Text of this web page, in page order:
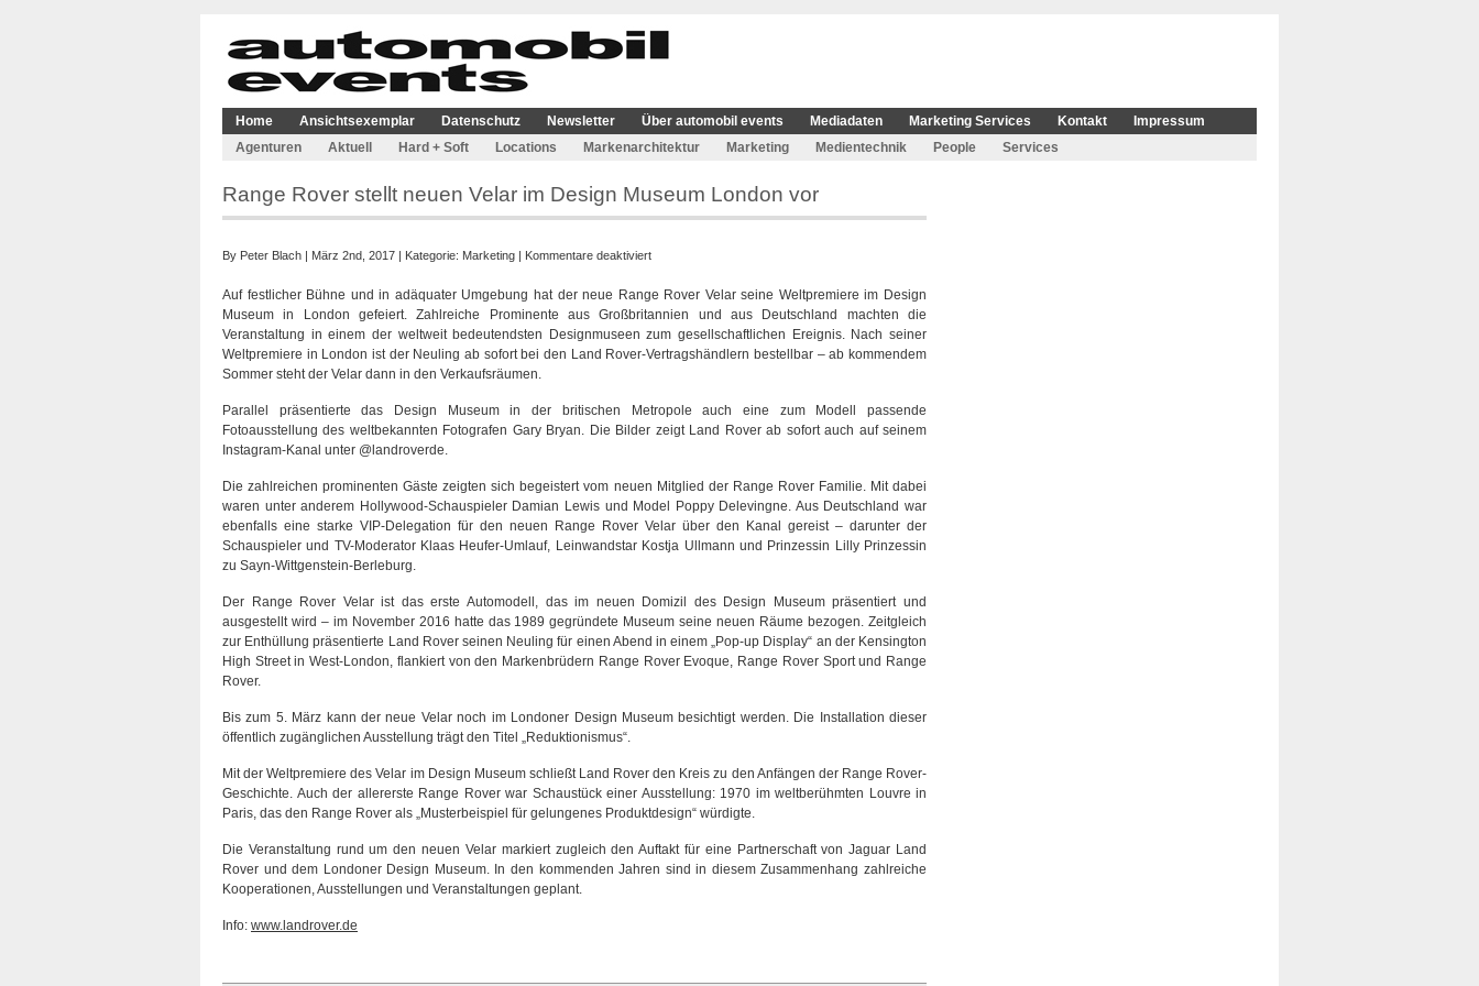
Home Ansichtsexemplar Datenschutz Newsletter Über automobil events Mediadaten Marketing Services Kontakt
Impressum
Agenturen
Aktuell Hard + Soft Locations Markenarchitektur Marketing Medientechnik People Services
Range Rover stellt neuen Velar im Design Museum London vor
By Peter Blach | März 2nd, 2017 | Kategorie: Marketing | Kommentare deaktiviertfür
Rover
stellt
neuen
Velar
Museum
London
Auf festlicher Bühne und in adäquater Umgebung hat der neue Range Rover Velar seine Weltpremiere im Design
Museum in London gefeiert. Zahlreiche Prominente aus Großbritannien und aus Deutschland machten die
Veranstaltung in einem der weltweit bedeutendsten Designmuseen zum gesellschaftlichen Ereignis. Nach seiner
Weltpremiere in London ist der Neuling ab sofort bei den Land Rover-Vertragshändlern bestellbar – ab kommendem
Sommer steht der Velar dann in den Verkaufsräumen.
Parallel präsentierte das Design Museum in der britischen Metropole auch eine zum Modell passende
Fotoausstellung des weltbekannten Fotografen Gary Bryan. Die Bilder zeigt Land Rover ab sofort auch auf seinem
Instagram-Kanal unter @landroverde.
Die zahlreichen prominenten Gäste zeigten sich begeistert vom neuen Mitglied der Range Rover Familie. Mit dabei
waren unter anderem Hollywood-Schauspieler Damian Lewis und Model Poppy Delevingne. Aus Deutschland war
ebenfalls eine starke VIP-Delegation für den neuen Range Rover Velar über den Kanal gereist – darunter der
Schauspieler und TV-Moderator Klaas Heufer-Umlauf, Leinwandstar Kostja Ullmann und Prinzessin Lilly Prinzessin
zu Sayn-Wittgenstein-Berleburg.
Der Range Rover Velar ist das erste Automodell, das im neuen Domizil des Design Museum präsentiert und
ausgestellt wird – im November 2016 hatte das 1989 gegründete Museum seine neuen Räume bezogen. Zeitgleich
zur Enthüllung präsentierte Land Rover seinen Neuling für einen Abend in einem „Pop-up Display“ an der Kensington
High Street in West-London, flankiert von den Markenbrüdern Range Rover Evoque, Range Rover Sport und Range
Rover.
Bis zum 5. März kann der neue Velar noch im Londoner Design Museum besichtigt werden. Die Installation dieser
öffentlich zugänglichen Ausstellung trägt den Titel „Reduktionismus“.
Mit der Weltpremiere des Velar im Design Museum schließt Land Rover den Kreis zu den Anfängen der Range Rover-
Geschichte. Auch der allererste Range Rover war Schaustück einer Ausstellung: 1970 im weltberühmten Louvre in
Paris, das den Range Rover als „Musterbeispiel für gelungenes Produktdesign“ würdigte.
Die Veranstaltung rund um den neuen Velar markiert zugleich den Auftakt für eine Partnerschaft von Jaguar Land
Rover und dem Londoner Design Museum. In den kommenden Jahren sind in diesem Zusammenhang zahlreiche
Kooperationen, Ausstellungen und Veranstaltungen geplant.
Info: www.landrover.de